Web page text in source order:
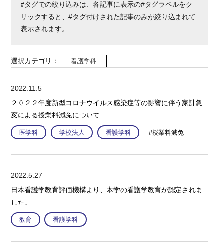
#タグでの絞り込みは、各記事に表示の#タグラベルをク
リックすると、#タグ付けされた記事のみが絞り込まれて
表示されます。
選択カテゴリ： 看護学科
2022.11.5
２０２２年度新型コロナウイルス感染症等の影響に伴う家計急
変による授業料減免について
医学科 学校法人 看護学科 #授業料減免
2022.5.27
日本看護学教育評価機構より、本学の看護学教育が認定されま
した。
教育 看護学科